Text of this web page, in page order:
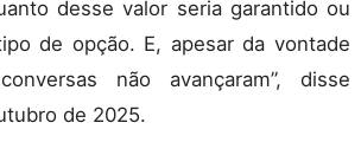
desse valor seria garantido ou
de opção. E, apesar da vontade
não avançaram”, disse
de 2025.